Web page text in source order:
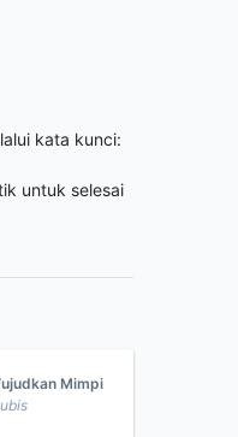
kata kunci:
untuk selesai
Mimpi